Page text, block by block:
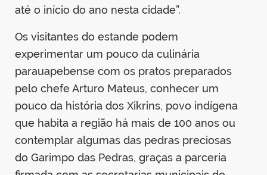
até o início do ano nesta cidade”.
Os visitantes do estande podem
experimentar um pouco da culinária
parauapebense com os pratos preparados
pelo chefe Arturo Mateus, conhecer um
pouco da história dos Xikrins, povo indígena
que habita a região há mais de 100 anos ou
contemplar algumas das pedras preciosas
do Garimpo das Pedras, graças a parceria